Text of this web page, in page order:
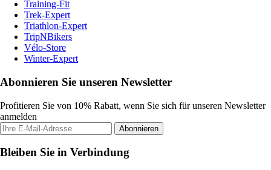
Training-Fit
Trek-Expert
Triathlon-Expert
TripNBikers
Vélo-Store
Winter-Expert
Abonnieren Sie unseren Newsletter
Profitieren Sie von 10% Rabatt, wenn Sie sich für unseren Newsletter
anmelden
Abonnieren
Bleiben Sie in Verbindung